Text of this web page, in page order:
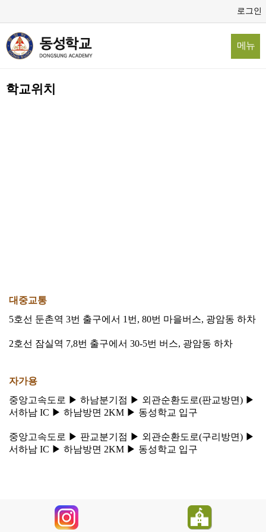
로그인
메뉴
학교위치
대중교통
5호선 둔촌역 3번 출구에서 1번, 80번 마을버스, 광암동 하차
2호선 잠실역 7,8번 출구에서 30-5번 버스, 광암동 하차
자가용
중앙고속도로 ▶ 하남분기점 ▶ 외관순환도로(판교방면) ▶
서하남 IC ▶ 하남방면 2KM ▶ 동성학교 입구
중앙고속도로 ▶ 판교분기점 ▶ 외관순환도로(구리방면) ▶
서하남 IC ▶ 하남방면 2KM ▶ 동성학교 입구